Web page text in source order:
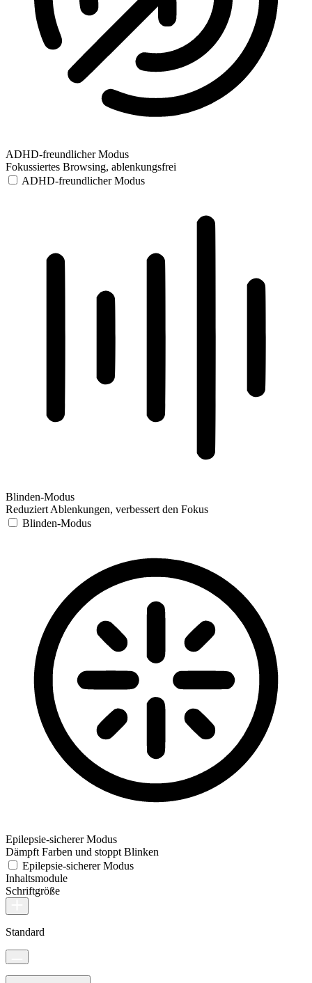
ADHD-freundlicher Modus
Fokussiertes Browsing, ablenkungsfrei
ADHD-freundlicher Modus
Blinden-Modus
Reduziert Ablenkungen, verbessert den Fokus
Blinden-Modus
Epilepsie-sicherer Modus
Dämpft Farben und stoppt Blinken
Epilepsie-sicherer Modus
Inhaltsmodule
Schriftgröße
Standard